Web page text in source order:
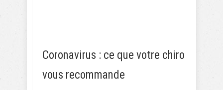
Coronavirus : ce que votre chiro
vous recommande